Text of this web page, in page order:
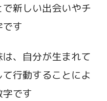
新しい出会いやチ
す
、自分が生まれて
行動することによ
です